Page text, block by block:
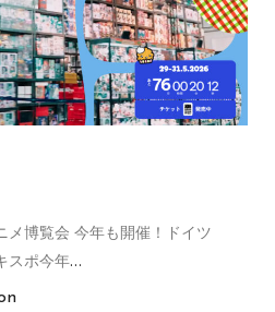
メ博覧会 今年も開催！ドイツ
スポ今年…